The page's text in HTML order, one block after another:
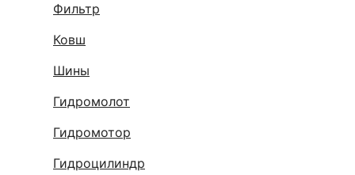
Фильтр
Ковш
Шины
Гидромолот
Гидромотор
Гидроцилиндр